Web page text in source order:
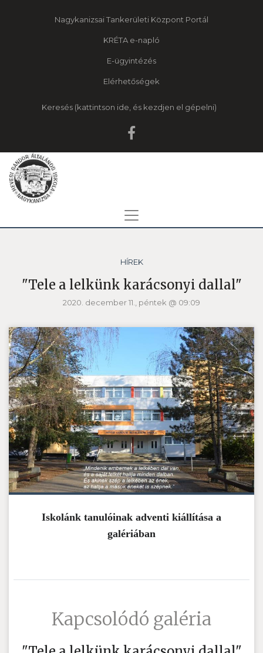
Nagykanizsai Tankerületi Központ Portál
KRÉTA e-napló
E-ügyintézés
Elérhetőségek
Keresés
HÍREK
"Tele a lelkünk karácsonyi dallal"
2020. december 11., péntek @ 09:09
Iskolánk tanulóinak adventi kiállítása a
galériában
Kapcsolódó galéria